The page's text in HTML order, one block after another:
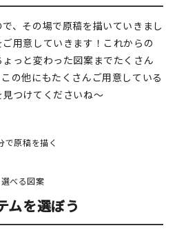
、その場で原稿を描いていきまし
用意していきます！これからの
っと変わった図案までたくさん
の他にもたくさんご用意している
つけてくださいね～
で原稿を描く
選べる図案
ムを選ぼう